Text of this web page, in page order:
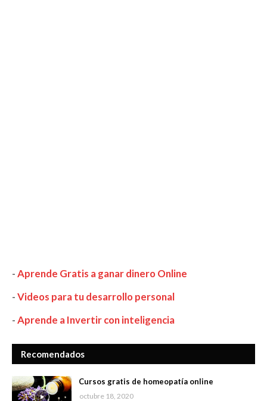
-Aprende Gratis a ganar dinero Online
-Videos para tu desarrollo personal
-Aprende a Invertir con inteligencia
Recomendados
Cursos gratis de homeopatía online
octubre 18, 2020